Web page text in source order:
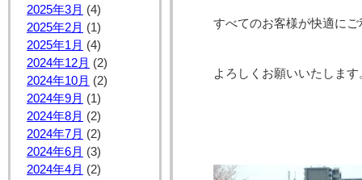
2025年3月 (4)
2025年2月 (1)
2025年1月 (4)
2024年12月 (2)
2024年10月 (2)
2024年9月 (1)
2024年8月 (2)
2024年7月 (2)
2024年6月 (3)
2024年4月 (2)
すべてのお客様が快適に
よろしくお願いいたします